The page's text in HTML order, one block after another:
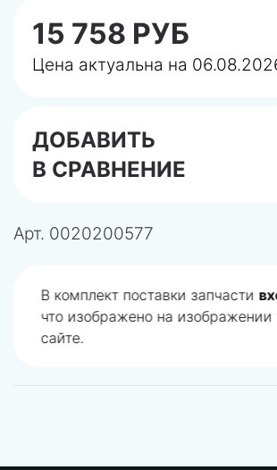
15 758 РУБ
Цена актуальна на
ДОБАВИТЬ
В СРАВНЕНИЕ
Арт. 0020200577
В комплект поставки запчасти
что изображено на изображении
сайте.